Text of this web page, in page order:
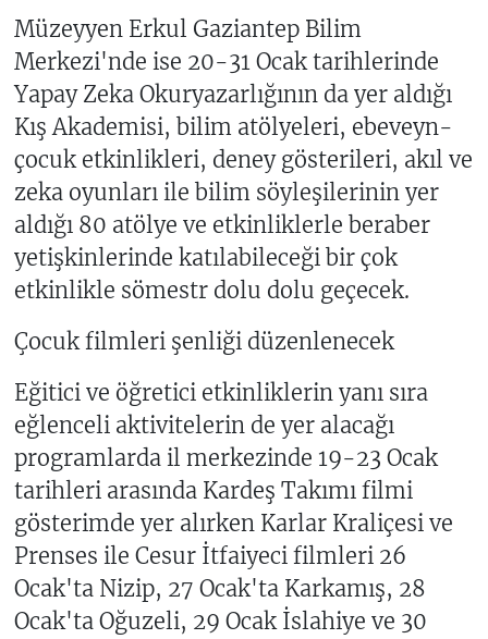
Müzeyyen Erkul Gaziantep Bilim
Merkezi'nde ise 20-31 Ocak tarihlerinde
Yapay Zeka Okuryazarlığının da yer aldığı
Kış Akademisi, bilim atölyeleri, ebeveyn-
çocuk etkinlikleri, deney gösterileri, akıl ve
zeka oyunları ile bilim söyleşilerinin yer
aldığı 80 atölye ve etkinliklerle beraber
yetişkinlerinde katılabileceği bir çok
etkinlikle sömestr dolu dolu geçecek.
Çocuk filmleri şenliği düzenlenecek
Eğitici ve öğretici etkinliklerin yanı sıra
eğlenceli aktivitelerin de yer alacağı
programlarda il merkezinde 19-23 Ocak
tarihleri arasında Kardeş Takımı filmi
gösterimde yer alırken Karlar Kraliçesi ve
Prenses ile Cesur İtfaiyeci filmleri 26
Ocak'ta Nizip, 27 Ocak'ta Karkamış, 28
Ocak'ta Oğuzeli, 29 Ocak İslahiye ve 30